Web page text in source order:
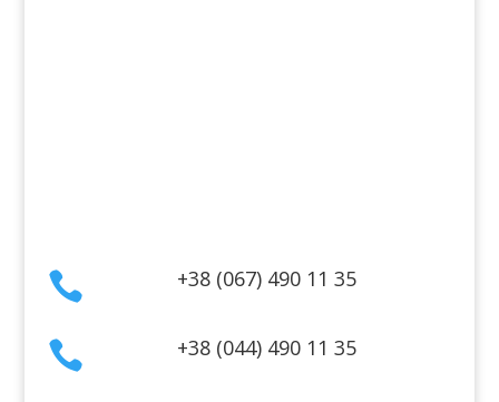
 +38 (067) 490 11 35
 +38 (044) 490 11 35